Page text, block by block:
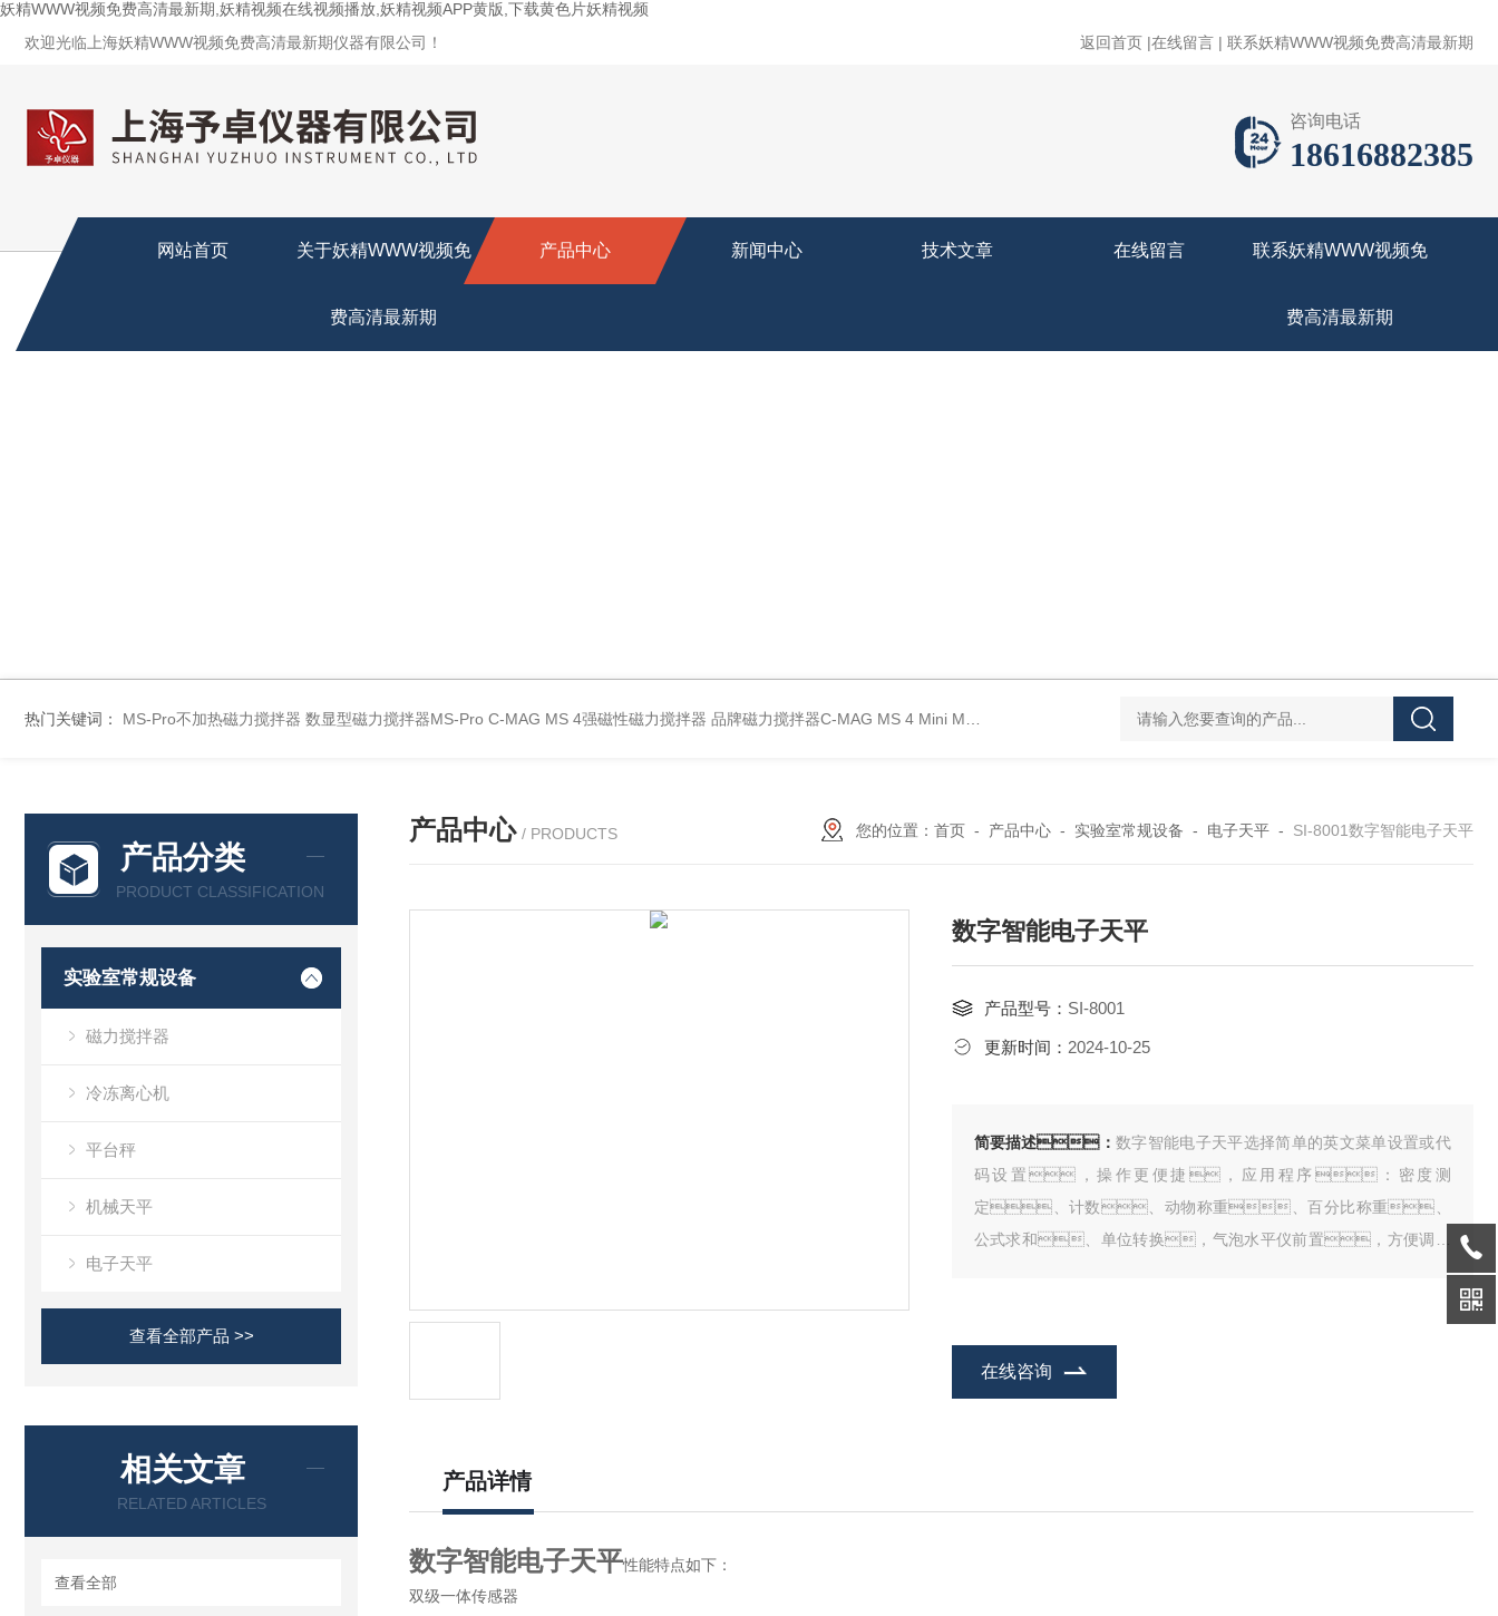
妖精WWW视频免费高清最新期,妖精视频在线视频播放,妖精视频APP黄版,下载黄色片妖精视频
欢迎光临上海妖精WWW视频免费高清最新期仪器有限公司！
返回首页 |在线留言 | 联系妖精WWW视频免费高清最新期
咨询电话
18616882385
网站首页 关于妖精WWW视频免
费高清最新期
产品中心 新闻中心 技术文章 在线留言 联系妖精WWW视频免
费高清最新期
热门关键词： MS-Pro不加热磁力搅拌器 数显型磁力搅拌器MS-Pro C-MAG MS 4强磁性磁力搅拌器 品牌磁力搅拌器C-MAG MS 4 Mini MR standard IKA磁力搅拌器 Mini MR standard IKAMAG磁力搅拌器 IT-09A5
产品分类
PRODUCT CLASSIFICATION
实验室常规设备
磁力搅拌器
冷冻离心机
平台秤
机械天平
电子天平
查看全部产品 >>
相关文章
RELATED ARTICLES
查看全部
产品中心 / PRODUCTS 您的位置： 首页 - 产品中心 - 实验室常规设备 - 电子天平 - SI-8001数字智能电子天平
数字智能电子天平
产品型号： SI-8001
更新时间： 2024-10-25
简要描述： 数字智能电子天平选择简单的英文菜单设置或代
码设置，操作更便捷，应用程序：密度测
定、计数、动物称重、百分比称重、
公式求和、单位转换，气泡水平仪前置，方便调节
在线咨询
产品详情
数字智能电子天平性能特点如下：
双级一体传感器